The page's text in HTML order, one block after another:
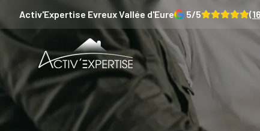
Activ'Expertise Evreux Vallée d'Eure 5/5 (